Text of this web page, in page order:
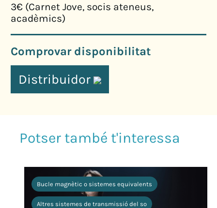
3€ (Carnet Jove, socis ateneus,
acadèmics)
Comprovar disponibilitat
Distribuidor
Bucle magnètic o sistemes equivalents
Altres sistemes de transmissió del so